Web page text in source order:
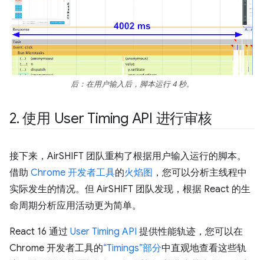
后：在用户输入后，脚本运行 4 秒。
2. 使用 User Timing API 进行审核
接下来，AirSHIFT 团队重构了根据用户输入运行的脚本。
借助 Chrome 开发者工具的火焰图 ，您可以分析主线程中
实际发生的情况。但 AirSHIFT 团队发现，根据 React 的生
命周期分析应用活动更为简单。
React 16 通过 User Timing API 提供性能轨迹，您可以在
Chrome 开发者工具的“Timings”部分中直观地查看这些轨